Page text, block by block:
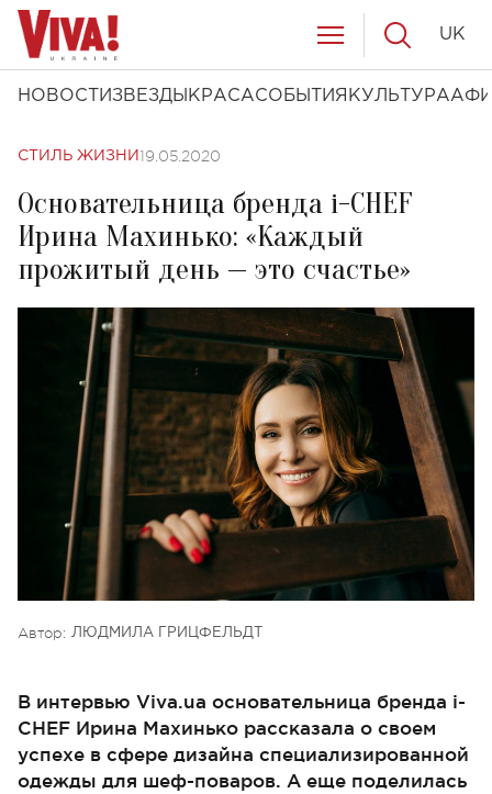
НОВОСТИ ЗВЕЗДЫ КРАСАСОБЫТИЯ КУЛЬТУРА
UK
СТИЛЬ ЖИЗНИ 19.05.2020
Основательница бренда i-CHEF
Ирина Махинько: «Каждый
прожитый день — это счастье»
Автор: ЛЮДМИЛА ГРИЦФЕЛЬДТ
В интервью Viva.ua основательница бренда i-
CHEF Ирина Махинько рассказала о своем
успехе в сфере дизайна специализированной
одежды для шеф-поваров. А еще поделилась